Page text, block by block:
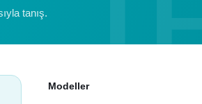
tanış.
Modeller